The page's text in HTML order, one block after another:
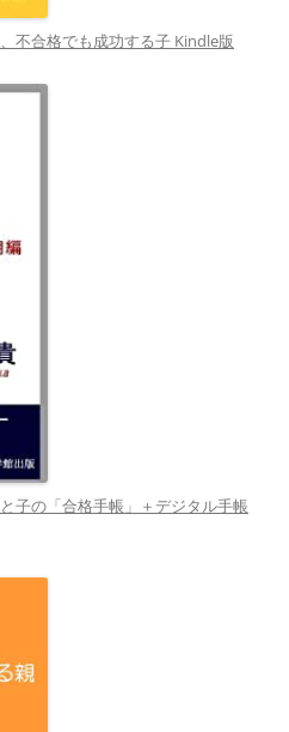
不合格でも成功する子 Kindle版
子の「合格手帳」＋デジタル手帳